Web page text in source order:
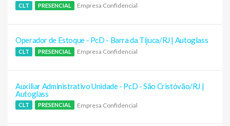
CLT PRESENCIAL Empresa Confidencial
Operador de Estoque - PcD - Barra da Tijuca/RJ | Autoglass
CLT PRESENCIAL Empresa Confidencial
Auxiliar Administrativo Unidade - PcD - São Cristóvão/RJ |
Autoglass
CLT PRESENCIAL Empresa Confidencial